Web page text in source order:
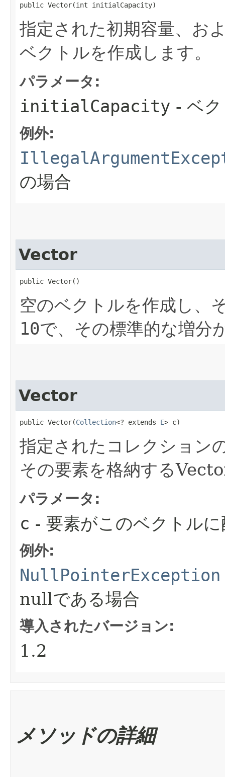
public Vector​(int initialCapacity)
指定された初期容量、お
ベクトルを作成します。
パラメータ:
initialCapacity - ベ
例外:
の場合
Vector
public Vector()
空のベクトルを作成し、
10で、その標準的な増分
Vector
public Vector​(Collection<? extends E> c)
指定されたコレクション
その要素を格納する
パラメータ:
c - 要素がこのベクトル
例外:
NullPointerException
nullである場合
導入されたバージョン:
1.2
メソッドの詳細